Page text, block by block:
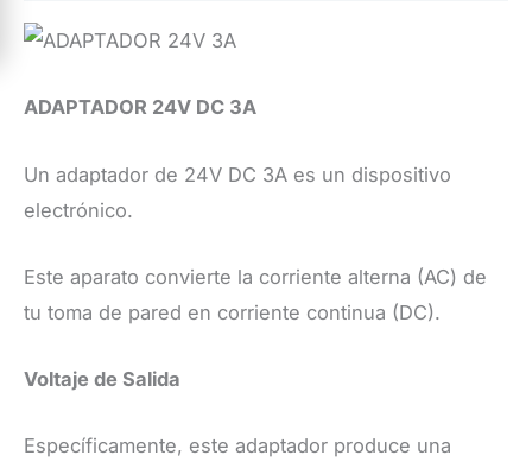
ADAPTADOR 24V DC 3A
Un adaptador de 24V DC 3A es un dispositivo
electrónico.
Este aparato convierte la corriente alterna (AC) de
tu toma de pared en corriente continua (DC).
Voltaje de Salida
Específicamente, este adaptador produce una